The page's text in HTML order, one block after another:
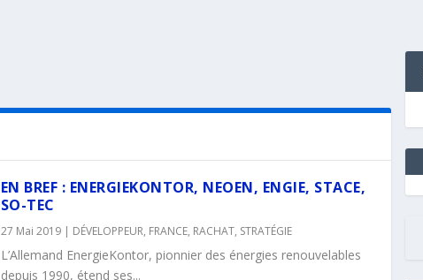
EN BREF : ENERGIEKONTOR, NEOEN, ENGIE, STACE,
SO-TEC
27 Mai 2019| DÉVELOPPEUR, FRANCE, RACHAT, STRATÉGIE
L’Allemand EnergieKontor, pionnier des énergies renouvelables
depuis 1990, étend ses...